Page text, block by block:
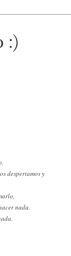
:)
despertamos y
nada.